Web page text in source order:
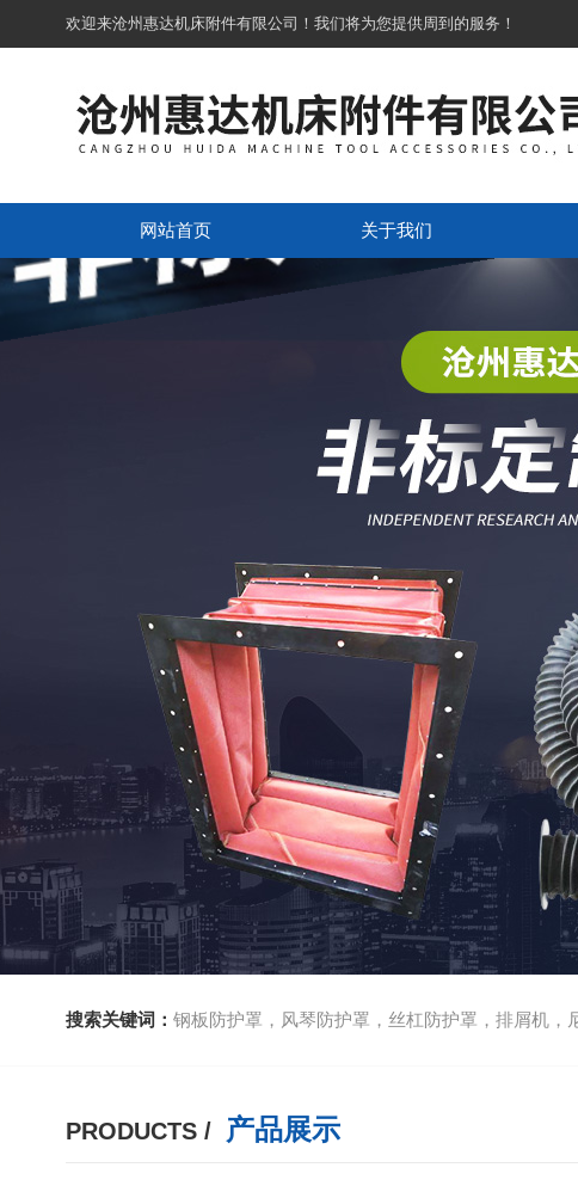
欢迎来沧州惠达机床附件有限公司！我们将为您提供周到的服务！
网站首页 关于我们
搜索关键词： 钢板防护罩，风琴防护罩，丝杠防护罩，排屑机，尼龙
PRODUCTS / 产品展示